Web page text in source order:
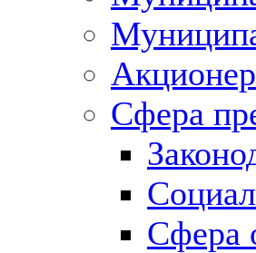
Сфера
Сфера